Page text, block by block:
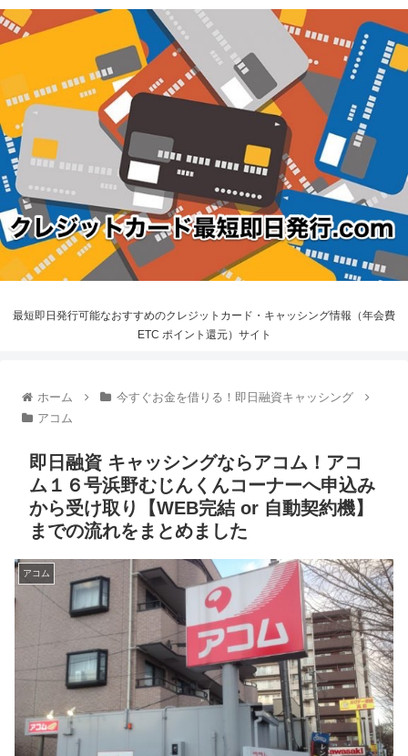
最短即日発行可能なおすすめのクレジットカード・キャッシング情報（年会費
ETC ポイント還元）サイト
ホーム
今すぐお金を借りる！即日融資キャッシング
アコム
即日融資 キャッシングならアコム！アコ
ム１６号浜野むじんくんコーナーへ申込み
から受け取り【WEB完結 or 自動契約機】
までの流れをまとめました
アコム